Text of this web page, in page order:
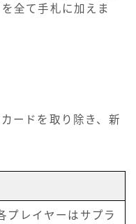
全て手札に加えま
ードを取り除き、新
プレイヤーはサプラ